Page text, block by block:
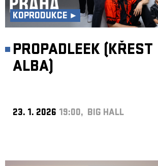
KOPRODUKCE ►
PROPADLEEK (KŘEST
ALBA)
23. 1. 2026 19:00, BIG HALL